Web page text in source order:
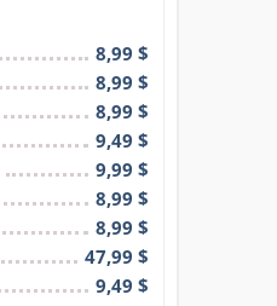
8,99 $
8,99 $
8,99 $
9,49 $
9,99 $
8,99 $
8,99 $
47,99 $
9,49 $